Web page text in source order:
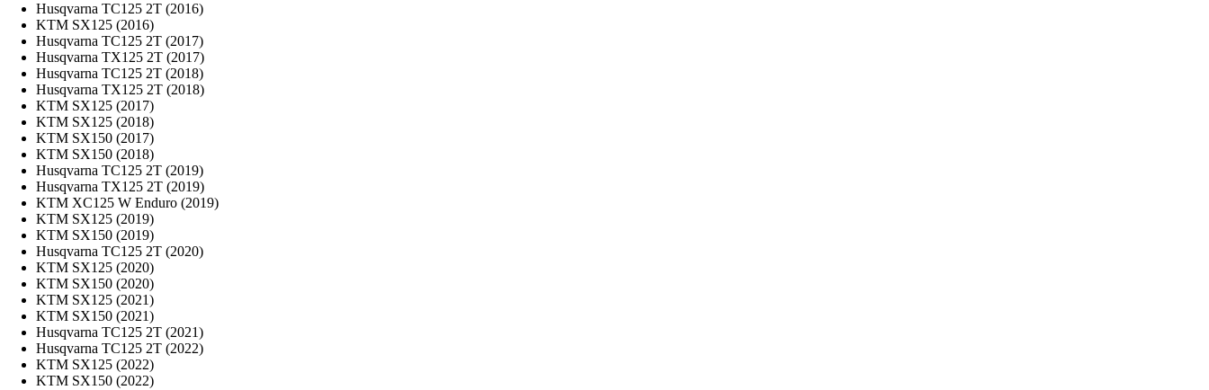
Husqvarna TC125 2T (2016)
KTM SX125 (2016)
Husqvarna TC125 2T (2017)
Husqvarna TX125 2T (2017)
Husqvarna TC125 2T (2018)
Husqvarna TX125 2T (2018)
KTM SX125 (2017)
KTM SX125 (2018)
KTM SX150 (2017)
KTM SX150 (2018)
Husqvarna TC125 2T (2019)
Husqvarna TX125 2T (2019)
KTM XC125 W Enduro (2019)
KTM SX125 (2019)
KTM SX150 (2019)
Husqvarna TC125 2T (2020)
KTM SX125 (2020)
KTM SX150 (2020)
KTM SX125 (2021)
KTM SX150 (2021)
Husqvarna TC125 2T (2021)
Husqvarna TC125 2T (2022)
KTM SX125 (2022)
KTM SX150 (2022)